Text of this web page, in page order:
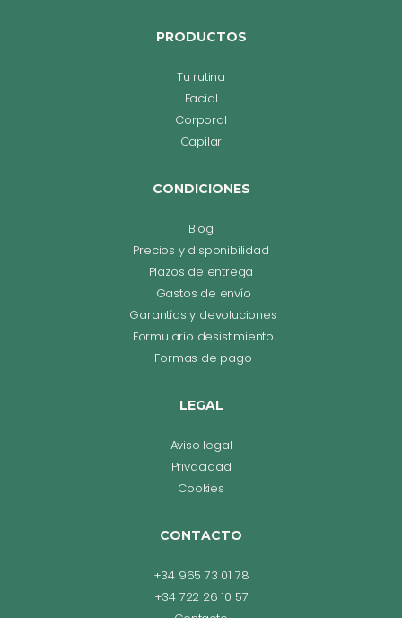
PRODUCTOS
Tu rutina
Facial
Corporal
Capilar
CONDICIONES
Blog
Precios y disponibilidad
Plazos de entrega
Gastos de envío
Garantías y devoluciones
Formulario desistimiento
Formas de pago
LEGAL
Aviso legal
Privacidad
Cookies
CONTACTO
+34 965 73 01 78
+34 722 26 10 57